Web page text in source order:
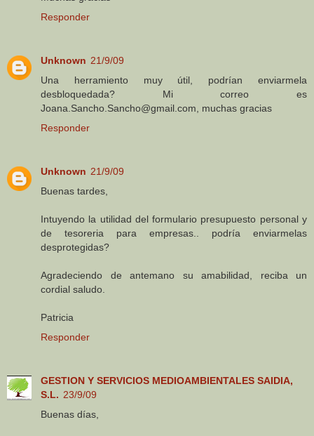
Responder
Unknown 21/9/09
Una herramiento muy útil, podrían enviarmela
desbloquedada? Mi correo es
Joana.Sancho.Sancho@gmail.com, muchas gracias
Responder
Unknown 21/9/09
Buenas tardes,
Intuyendo la utilidad del formulario presupuesto personal y
de tesoreria para empresas.. podría enviarmelas
desprotegidas?
Agradeciendo de antemano su amabilidad, reciba un
cordial saludo.
Patricia
Responder
GESTION Y SERVICIOS MEDIOAMBIENTALES SAIDIA,
S.L. 23/9/09
Buenas días,